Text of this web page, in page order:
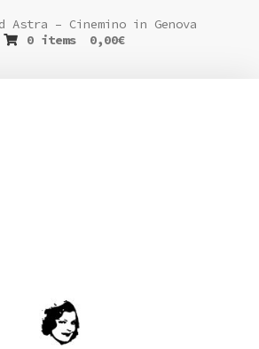
Astra – Cinemino in Genova
0 items
0,00€